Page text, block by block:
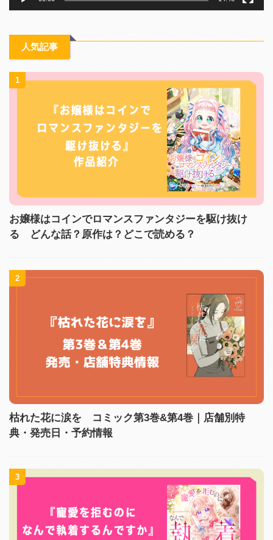
人気記事
1
お嬢様はコインでロマンスファンタジーを駆け抜け
る どんな話？原作は？どこで読める？
2
枯れた花に涙を コミック第3巻&第4巻｜店舗別特
典・発売日・予約情報
3